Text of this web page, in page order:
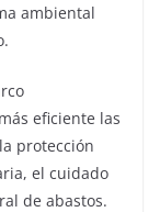
ambiental
eficiente las
protección
el cuidado
de abastos.